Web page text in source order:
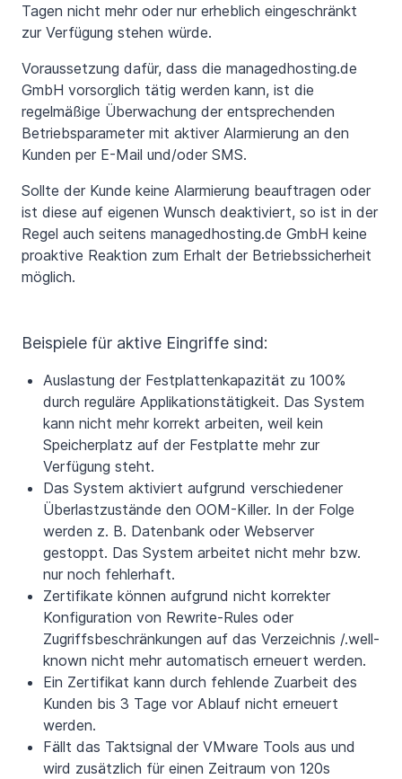
Tagen nicht mehr oder nur erheblich eingeschränkt
zur Verfügung stehen würde.
Voraussetzung dafür, dass die managedhosting.de
GmbH vorsorglich tätig werden kann, ist die
regelmäßige Überwachung der entsprechenden
Betriebsparameter mit aktiver Alarmierung an den
Kunden per E-Mail und/oder SMS.
Sollte der Kunde keine Alarmierung beauftragen oder
ist diese auf eigenen Wunsch deaktiviert, so ist in der
Regel auch seitens managedhosting.de GmbH keine
proaktive Reaktion zum Erhalt der Betriebssicherheit
möglich.
Beispiele für aktive Eingriffe sind:
Auslastung der Festplattenkapazität zu 100%
durch reguläre Applikationstätigkeit. Das System
kann nicht mehr korrekt arbeiten, weil kein
Speicherplatz auf der Festplatte mehr zur
Verfügung steht.
Das System aktiviert aufgrund verschiedener
Überlastzustände den OOM-Killer. In der Folge
werden z. B. Datenbank oder Webserver
gestoppt. Das System arbeitet nicht mehr bzw.
nur noch fehlerhaft.
Zertifikate können aufgrund nicht korrekter
Konfiguration von Rewrite-Rules oder
Zugriffsbeschränkungen auf das Verzeichnis /.well-
known nicht mehr automatisch erneuert werden.
Ein Zertifikat kann durch fehlende Zuarbeit des
Kunden bis 3 Tage vor Ablauf nicht erneuert
werden.
Fällt das Taktsignal der VMware Tools aus und
wird zusätzlich für einen Zeitraum von 120s